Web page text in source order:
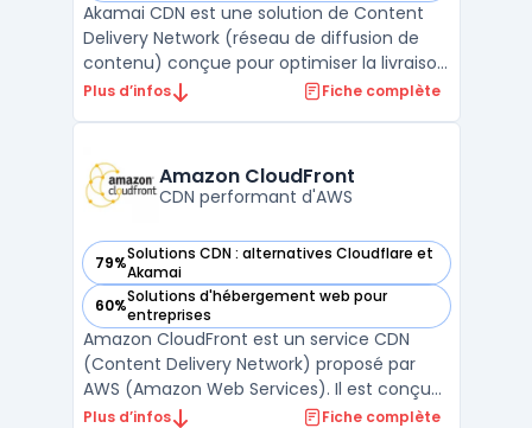
Akamai CDN est une solution de Content
Delivery Network (réseau de diffusion de
contenu) conçue pour optimiser la livraison
de contenus en ligne, tout en garantissant
latences, augmenter la vitesse de
chargement ...
Plus d’infos Fiche complète
Amazon CloudFront
CDN performant d'AWS
79%Solutions CDN : alternatives Cloudflare et
Akamai
— voir Amazon CloudFront dans cette catégorie
60%Solutions d'hébergement web pour
entreprises
— voir Amazon CloudFront dans cette catégorie
Amazon CloudFront est un service CDN
(Content Delivery Network) proposé par
AWS (Amazon Web Services). Il est conçu
pour distribuer de manière sécurisée et à
Plus d’infos Fiche complète